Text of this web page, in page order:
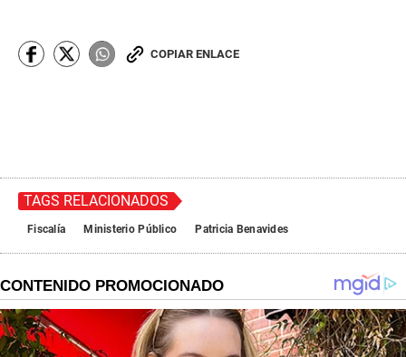
COPIAR ENLACE
TAGS RELACIONADOS
Fiscalía Ministerio Público Patricia Benavides